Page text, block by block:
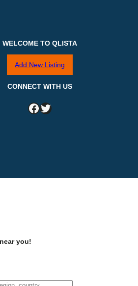
WELCOME TO QLISTA
Add New Listing
CONNECT WITH US
Facebook Twitter
you!